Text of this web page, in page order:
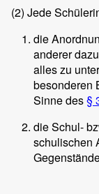
(2) Jede
die
anderer
alles zu
besonderen
Sinne des§
die Schul-
schulischen